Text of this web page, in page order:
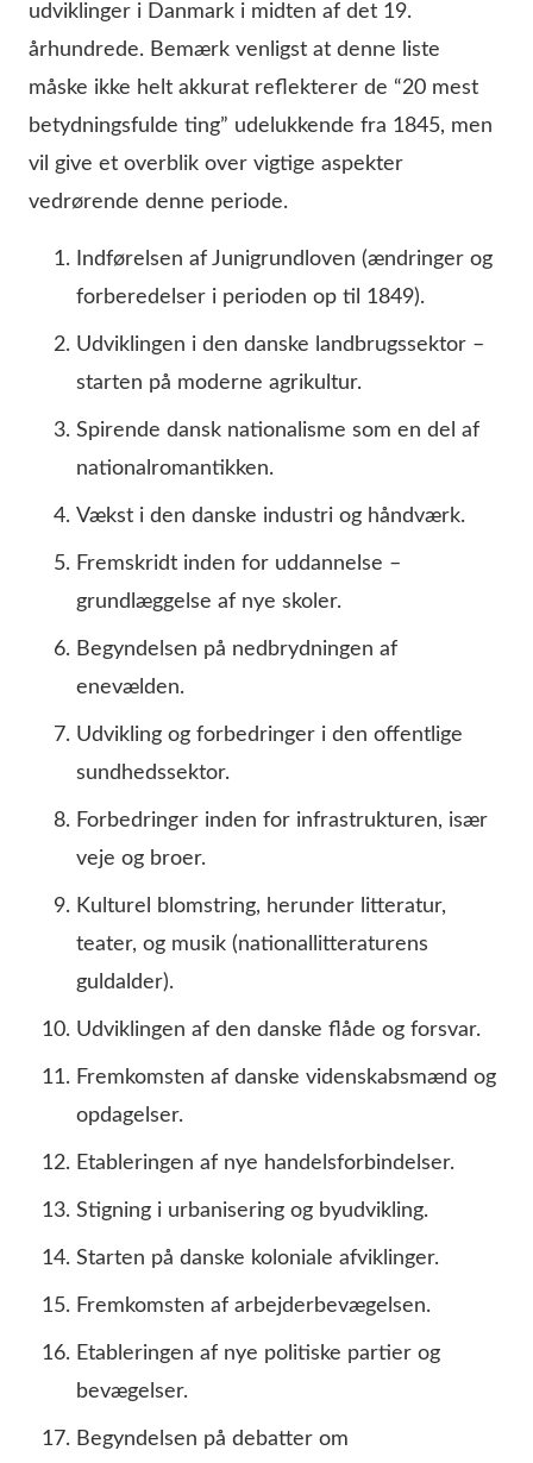
udviklinger i Danmark i midten af det 19.
århundrede. Bemærk venligst at denne liste
måske ikke helt akkurat reflekterer de “20 mest
betydningsfulde ting” udelukkende fra 1845, men
vil give et overblik over vigtige aspekter
vedrørende denne periode.
Indførelsen af Junigrundloven (ændringer og
forberedelser i perioden op til 1849).
Udviklingen i den danske landbrugssektor –
starten på moderne agrikultur.
Spirende dansk nationalisme som en del af
nationalromantikken.
Vækst i den danske industri og håndværk.
Fremskridt inden for uddannelse –
grundlæggelse af nye skoler.
Begyndelsen på nedbrydningen af
enevælden.
Udvikling og forbedringer i den offentlige
sundhedssektor.
Forbedringer inden for infrastrukturen, især
veje og broer.
Kulturel blomstring, herunder litteratur,
teater, og musik (nationallitteraturens
guldalder).
Udviklingen af den danske flåde og forsvar.
Fremkomsten af danske videnskabsmænd og
opdagelser.
Etableringen af nye handelsforbindelser.
Stigning i urbanisering og byudvikling.
Starten på danske koloniale afviklinger.
Fremkomsten af arbejderbevægelsen.
Etableringen af nye politiske partier og
bevægelser.
Begyndelsen på debatter om